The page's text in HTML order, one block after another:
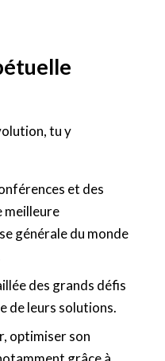
tu y
et des
meilleure
générale du monde
des grands défis
de leurs solutions.
optimiser son